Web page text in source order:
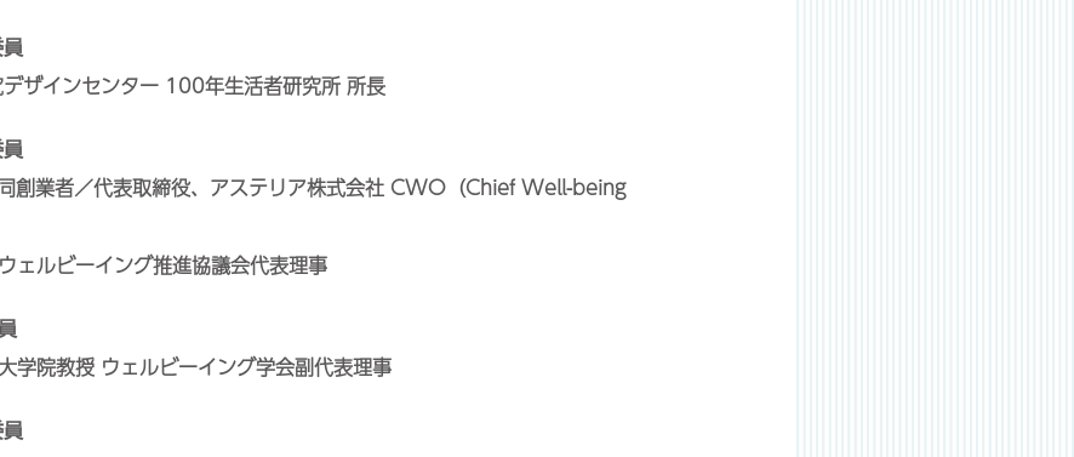
ザインセンター 100年生活者研究所 所長
創業者／代表取締役、アステリア株式会社 CWO（Chief Well-being
ェルビーイング推進協議会代表理事
学院教授 ウェルビーイング学会副代表理事